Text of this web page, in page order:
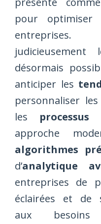
pour optimiser
désormais
anticiper les
personnaliser les
les processus
approche
algorithmes
d’analytique
entreprises de
éclairées et de
aux besoins